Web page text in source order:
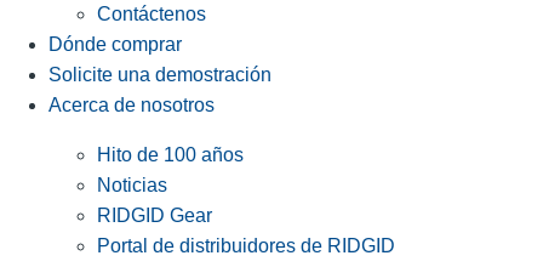
Contáctenos
Dónde comprar
Solicite una demostración
Acerca de nosotros
Hito de 100 años
Noticias
RIDGID Gear
Portal de distribuidores de RIDGID